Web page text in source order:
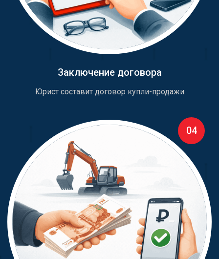
Заключение договора
Юрист составит договор купли-продажи
04